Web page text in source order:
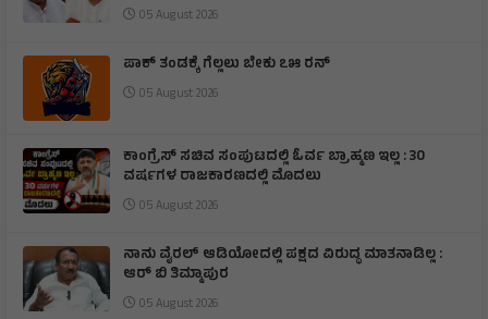
05 August 2026
ಪಾಕ್ ತಂಡಕ್ಕೆ ಗೆಲ್ಲಲು ಬೇಕು ೭೫ ರನ್
05 August 2026
ಕಾಂಗ್ರೆಸ್ ಸಚಿವ ಸಂಪುಟದಲ್ಲಿ ಓರ್ವ ಬ್ರಾಹ್ಮಣ ಇಲ್ಲ : 30
ವರ್ಷಗಳ ರಾಜಕಾರಣದಲ್ಲಿ ಮೊದಲು
05 August 2026
ನಾನು ವೈರಲ್ ಆಡಿಯೋದಲ್ಲಿ ಪಕ್ಷದ ವಿರುದ್ಧ ಮಾತನಾಡಿಲ್ಲ :
ಆರ್ ಬಿ ತಿಮ್ಮಾಪುರ
05 August 2026